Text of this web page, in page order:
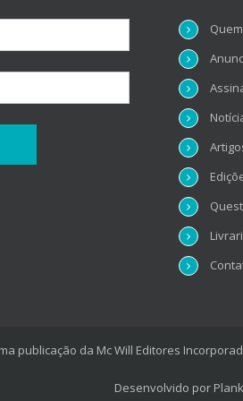
publicação da Mc Will Editores
Desenvolvido por Plank